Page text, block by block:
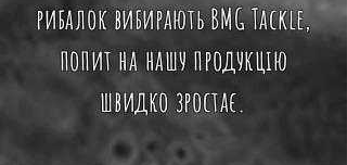
рибалоквибираютьBMG Tackle,
попит на нашу продукцію
швидко зростає.